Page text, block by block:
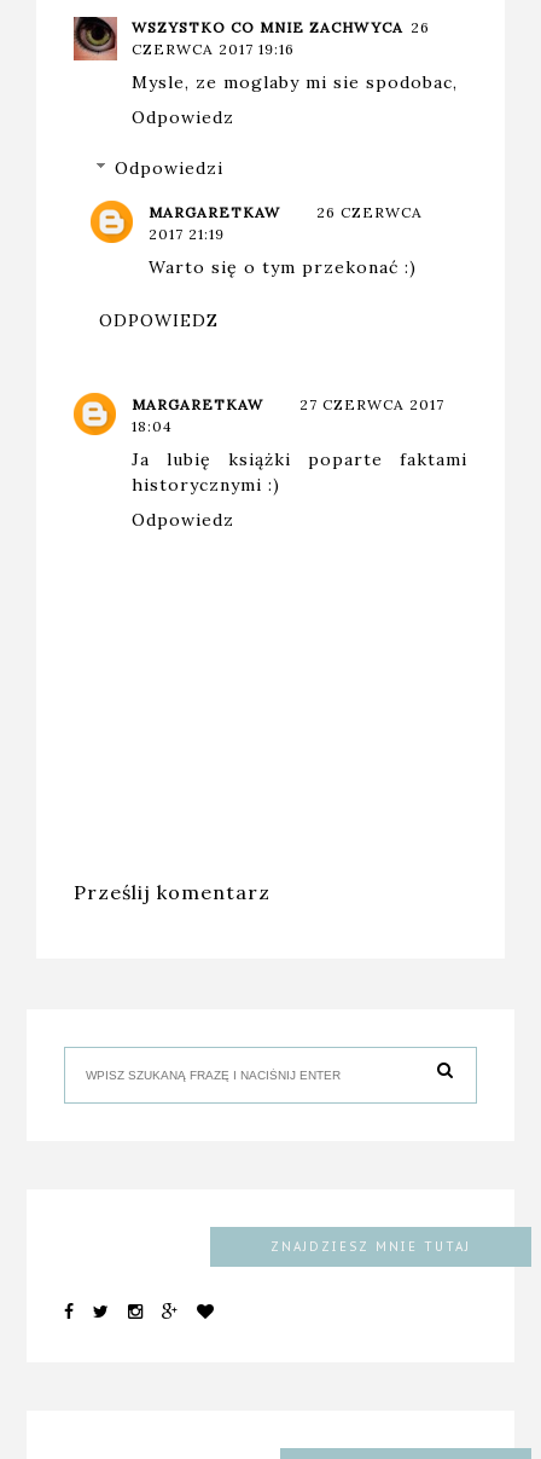
WSZYSTKO CO MNIE ZACHWYCA 26
CZERWCA 2017 19:16
Mysle, ze moglaby mi sie spodobac,
Odpowiedz
Odpowiedzi
MARGARETKAW
26 CZERWCA
2017 21:19
Warto się o tym przekonać :)
ODPOWIEDZ
MARGARETKAW
27 CZERWCA 2017
18:04
Ja lubię książki poparte faktami
historycznymi :)
Odpowiedz
Prześlij komentarz
ZNAJDZIESZ MNIE TUTAJ